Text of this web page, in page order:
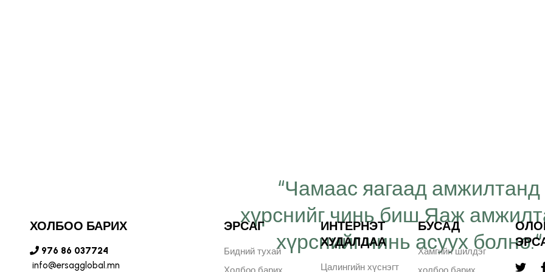
компанид
хязгааргүй
“Чамаас яагаад амжилтанд
хүрснийг чинь биш Яаж
хүрснийг чинь асуух болно.“
ХОЛБОО БАРИХ
976 86 037724
info@ersagglobal.mn
ЭРСАГ
Бидний тухай
ИНТЕРНЭТ
ХУДАЛДАА
Цалингийн хүснэгт
БУСАД
Хамгийн шилдэг